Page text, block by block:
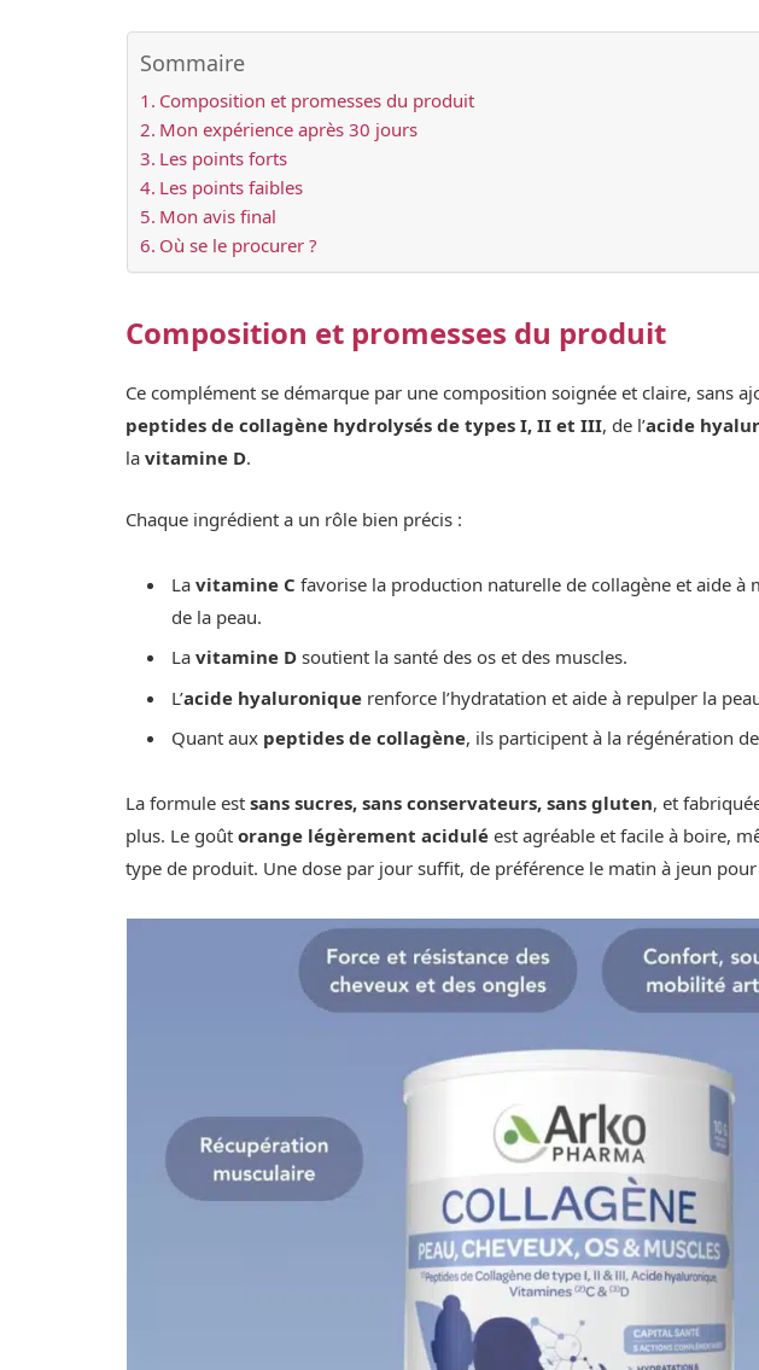
Sommaire
Composition et promesses du produit
Mon expérience après 30 jours
Les points forts
Les points faibles
Mon avis final
Où se le procurer ?
Composition et promesses du produit
Ce complément se démarque par une composition soignée et claire, sans
peptides de collagène hydrolysés de types I, II et III, de l’acide
lavitamine D.
Chaque ingrédient a un rôle bien précis :
Lavitamine C favorise la production naturelle de collagène et aide à
de la peau.
Lavitamine D soutient la santé des os et des muscles.
L’acide hyaluronique renforce l’hydratation et aide à repulper la
Quant aux peptides de collagène, ils participent à la régénération
La formule estsans sucres, sans conservateurs, sans gluten, et
plus. Le goûtorange légèrement acidulé est agréable et facile à boire,
type de produit. Une dose par jour suffit, de préférence le matin à jeun